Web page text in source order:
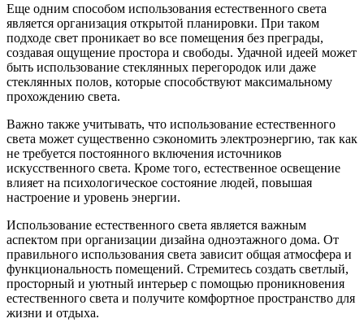
Еще одним способом использования естественного света
является организация открытой планировки. При таком
подходе свет проникает во все помещения без преграды,
создавая ощущение простора и свободы. Удачной идеей может
быть использование стеклянных перегородок или даже
стеклянных полов, которые способствуют максимальному
прохождению света.
Важно также учитывать, что использование естественного
света может существенно сэкономить электроэнергию, так как
не требуется постоянного включения источников
искусственного света. Кроме того, естественное освещение
влияет на психологическое состояние людей, повышая
настроение и уровень энергии.
Использование естественного света является важным
аспектом при организации дизайна одноэтажного дома. От
правильного использования света зависит общая атмосфера и
функциональность помещений. Стремитесь создать светлый,
просторный и уютный интерьер с помощью проникновения
естественного света и получите комфортное пространство для
жизни и отдыха.